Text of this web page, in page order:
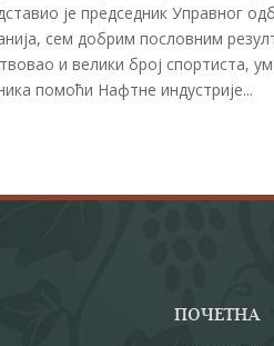
је председник Управног
сем добрим пословним
и велики број спортиста,
помоћи Нафтне индустрије...
ПОЧЕТНА